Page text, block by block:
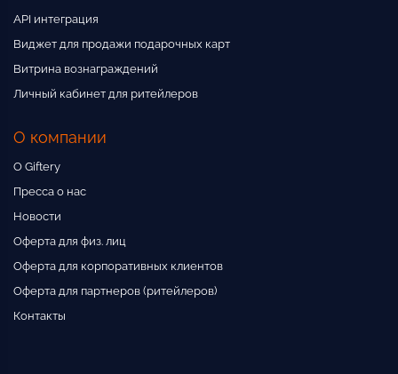
API интеграция
Виджет для продажи подарочных карт
Витрина вознаграждений
Личный кабинет для ритейлеров
О компании
О Giftery
Пресса о нас
Новости
Оферта для физ. лиц
Оферта для корпоративных клиентов
Оферта для партнеров (ритейлеров)
Контакты